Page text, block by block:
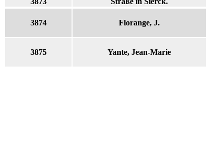
3874 Florange, J.
3875 Yante, Jean-Marie